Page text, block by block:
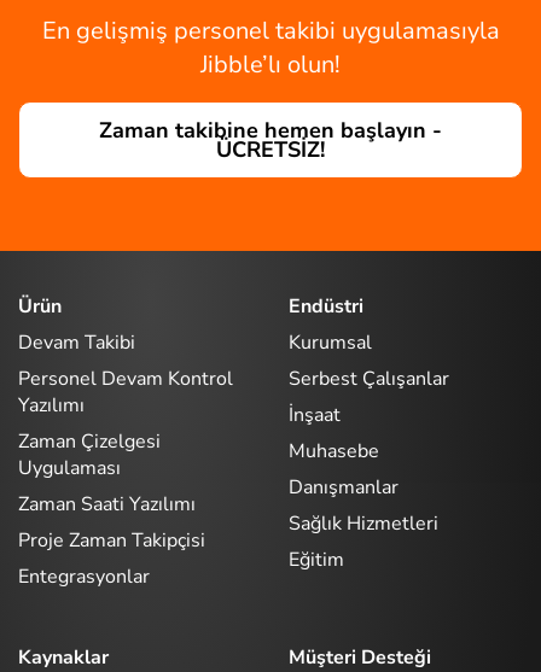
En gelişmiş personel takibi uygulamasıyla
Jibble’lı olun!
Zaman takibine hemen başlayın -
ÜCRETSİZ!
Ürün
Devam Takibi
Personel Devam Kontrol
Yazılımı
Zaman Çizelgesi
Uygulaması
Zaman Saati Yazılımı
Proje Zaman Takipçisi
Entegrasyonlar
Endüstri
Kurumsal
Serbest Çalışanlar
İnşaat
Muhasebe
Danışmanlar
Sağlık Hizmetleri
Eğitim
Kaynaklar
Müşteri Desteği